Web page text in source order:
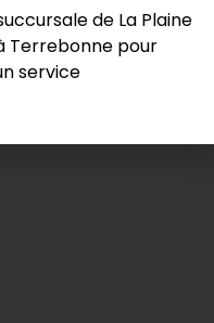
de La Plaine
Terrebonne pour
service